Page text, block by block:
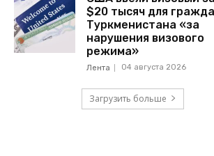
$20 тысяч для
Туркменистана «за
нарушения визового
режима»
Лента 04 августа 2026
Загрузить больше